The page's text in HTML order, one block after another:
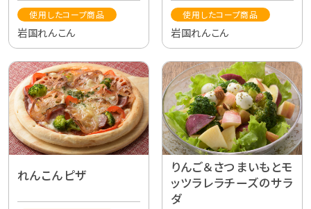
使用したコープ商品
岩国れんこん
使用したコープ商品
岩国れんこん
れんこんピザ
りんご＆さつまいもとモ
ッツラレラチーズのサラ
ダ